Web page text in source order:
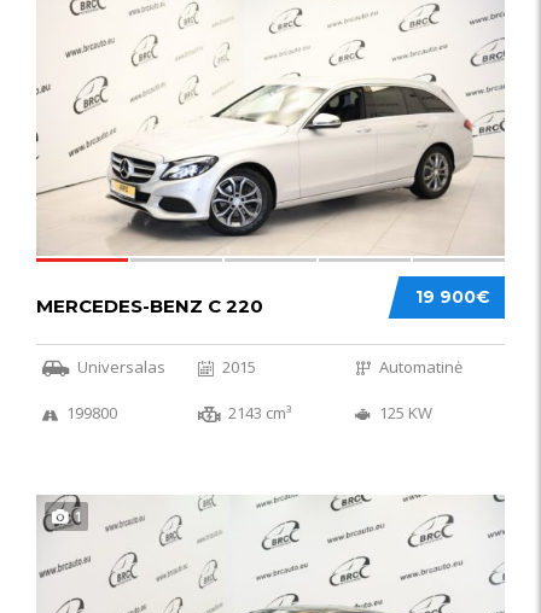
52
19 900€
MERCEDES-BENZ C 220
Universalas 2015 Automatinė
199800 2143 cm³ 125 KW
1